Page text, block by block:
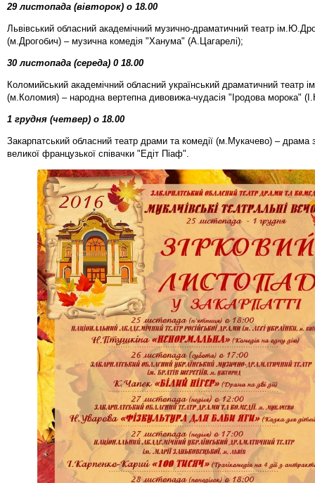
29 листопада (вівторок) о 18.00
Львівський обласний академічний музично-драматичний театр
(м.Дрогобич) – музична комедія "Ханума" (А.Цагарелі);
30 листопада (середа) 0 18.00
Коломийський академічний обласний український драматичний театр
(м.Коломия) – народна вертепна дивовижа-чудасія "Іродова морока"
1 грудня (четвер) о 18.00
Закарпатський обласний театр драми та комедії (м.Мукачево) –
великої французької співачки "Едіт Піаф".